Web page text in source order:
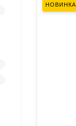
НОВИНКА